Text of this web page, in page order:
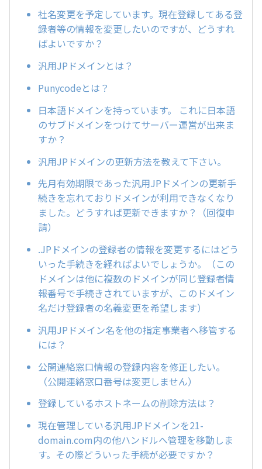
社名変更を予定しています。現在登録してある登
録者等の情報を変更したいのですが、どうすれ
ばよいですか？
汎用JPドメインとは？
Punycodeとは？
日本語ドメインを持っています。 これに日本語
のサブドメインをつけてサーバー運営が出来ま
すか？
汎用JPドメインの更新方法を教えて下さい。
先月有効期限であった汎用JPドメインの更新手
続きを忘れておりドメインが利用できなくなり
ました。どうすれば更新できますか？（回復申
請）
.JPドメインの登録者の情報を変更するにはどう
いった手続きを経ればよいでしょうか。（この
ドメインは他に複数のドメインが同じ登録者情
報番号で手続きされていますが、このドメイン
名だけ登録者の名義変更を希望します）
汎用JPドメイン名を他の指定事業者へ移管する
には？
公開連絡窓口情報の登録内容を修正したい。
（公開連絡窓口番号は変更しません）
登録しているホストネームの削除方法は？
現在管理している汎用JPドメインを21-
domain.com内の他ハンドルへ管理を移動しま
す。その際どういった手続が必要ですか？